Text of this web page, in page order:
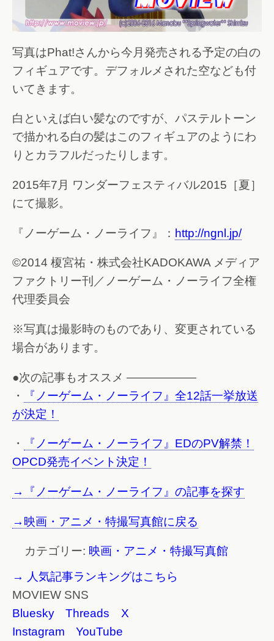
写真はPhat!さんから今月発売される予定の白の
フィギュアです。デフォルメされた空なども付
いてきます。
白といえば白い髪なのですが、パステルトーン
で描かれる白の髪はこのフィギュアのようにわ
りとカラフルだったりします。
2015年7月 ワンダーフェスティバル2015［夏］
にて撮影。
『ノーゲーム・ノーライフ』： http://ngnl.jp/
©2014 榎宮祐・株式会社KADOKAWA メディア
ファクトリー刊／ノーゲーム・ノーライフ全権
代理委員会
※写真は撮影時のものであり、変更されている
場合があります。
●次の記事もオススメ ——————
・
『ノーゲーム・ノーライフ』全12話一挙放送
が決定！
・
『ノーゲーム・ノーライフ』EDのPV解禁！
OPCD発売イベント決定！
→『ノーゲーム・ノーライフ』の記事を探す
→映画・アニメ・特撮写真館に戻る
カテゴリー: 映画・アニメ・特撮写真館
→ 人気記事ランキングはこちら
MOVIEW SNS
Bluesky
Threads
X
Instagram
YouTube